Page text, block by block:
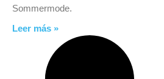
Sommermode.
Leer más »